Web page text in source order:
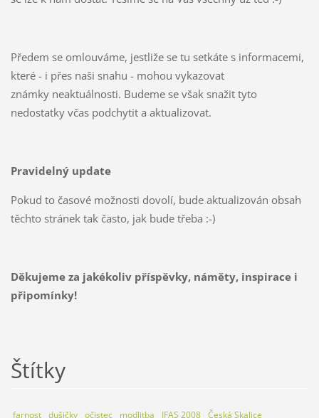
Předem se omlouváme, jestliže se tu setkáte s informacemi,
které - i přes naši snahu - mohou vykazovat
známky neaktuálnosti. Budeme se však snažit tyto
nedostatky včas podchytit a aktualizovat.
Pravidelný update
Pokud to časové možnosti dovolí, bude aktualizován obsah
těchto stránek tak často, jak bude třeba :-)
Děkujeme za jakékoliv příspěvky, náměty, inspirace i
připomínky!
Štítky
farnost dušičky očistec modlitba IFAS 2008 Česká Skalice